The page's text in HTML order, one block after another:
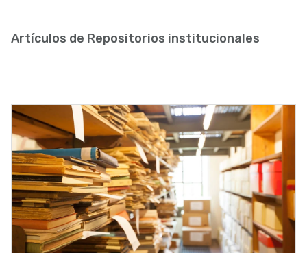
ayuda
navegación
Artículos de Repositorios institucionales